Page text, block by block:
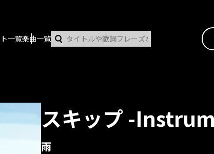
一覧楽曲一覧
スキップ -
雨